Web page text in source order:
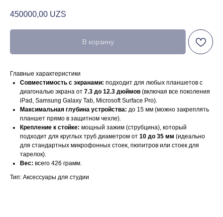
450000,00 UZS
В корзину
Главные характеристики
Совместимость с экранами: подходит для любых планшетов с
диагональю экрана от 7.3 до 12.3 дюймов (включая все поколения
iPad, Samsung Galaxy Tab, Microsoft Surface Pro).
Максимальная глубина устройства: до 15 мм (можно закреплять
планшет прямо в защитном чехле).
Крепление к стойке: мощный зажим (струбцина), который
подходит для круглых труб диаметром от 10 до 35 мм (идеально
для стандартных микрофонных стоек, пюпитров или стоек для
тарелок).
Вес: всего 426 грамм.
Тип: Аксессуары для студии